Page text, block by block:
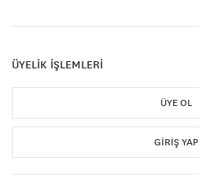
ÜYELİK İŞLEMLERİ
ÜYE OL
GIRIŞ YAP